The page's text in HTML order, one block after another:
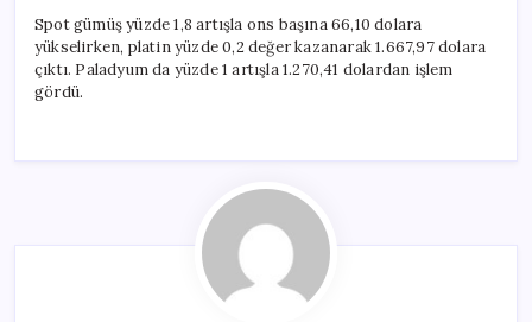
Spot gümüş yüzde 1,8 artışla ons başına 66,10 dolara
yükselirken, platin yüzde 0,2 değer kazanarak 1.667,97 dolara
çıktı. Paladyum da yüzde 1 artışla 1.270,41 dolardan işlem
gördü.